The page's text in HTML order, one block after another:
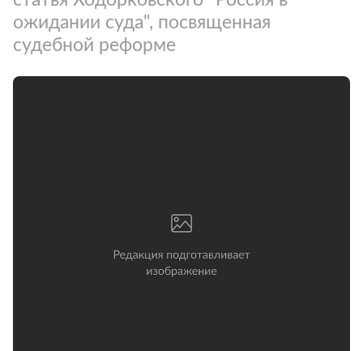
ожидании суда", посвященная
судебной реформе